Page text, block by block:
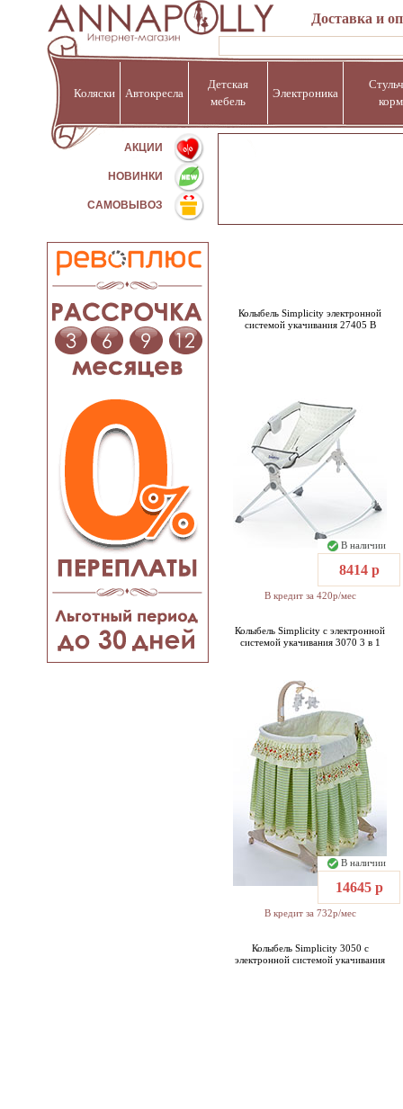
Доставка и
Коляски Автокресла
Детская
мебель
Электроника
АКЦИИ %
НОВИНКИ
САМОВЫВОЗ
Колыбель Simplicity электронной
системой укачивания 27405 В
В наличии
8414 р
В кредит за 420р/мес
Колыбель Simplicity с электронной
системой укачивания 3070 3 в 1
В наличии
14645 р
В кредит за 732р/мес
Колыбель Simplicity 3050 с
электронной системой укачивания